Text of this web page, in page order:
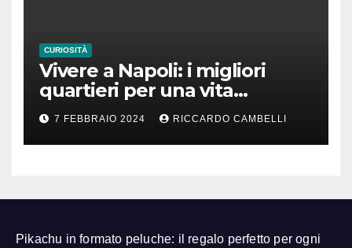
CURIOSITÀ
Vivere a Napoli: i migliori
quartieri per una vita
familiare felice
7 FEBBRAIO 2024 RICCARDO CAMBELLI
Pikachu in formato peluche: il regalo perfetto per ogni